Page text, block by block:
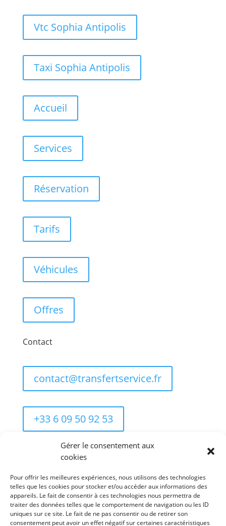
Gérer le consentement aux
cookies
Pour offrir les meilleures expériences, nous utilisons des technologies
telles que les cookies pour stocker et/ou accéder aux informations des
appareils. Le fait de consentir à ces technologies nous permettra de
traiter des données telles que le comportement de navigation ou les ID
uniques sur ce site. Le fait de ne pas consentir ou de retirer son
consentement peut avoir un effet négatif sur certaines caractéristiques
Vtc Sophia Antipolis
Taxi Sophia Antipolis
Accueil
Services
Réservation
Tarifs
Véhicules
Offres
Contact
contact@transfertservice.fr
+33 6 09 50 92 53
Informations complémentaires